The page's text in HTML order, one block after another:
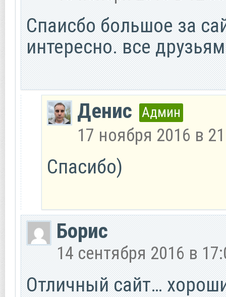
Спаисбо большое за
интересно. все
Денис Админ
17 ноября 2016 в
Спасибо)
Борис
14 сентября 2016 в
Отличный сайт…